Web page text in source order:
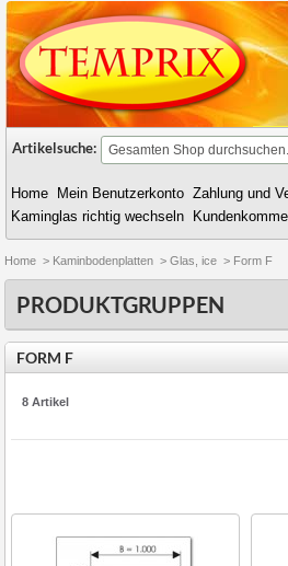
Artikelsuche:
Home Mein Benutzerkonto Zahlung und
Kaminglas richtig wechseln
Home > Kaminbodenplatten > Glas, ice > Form F
PRODUKTGRUPPEN
FORM F
8 Artikel